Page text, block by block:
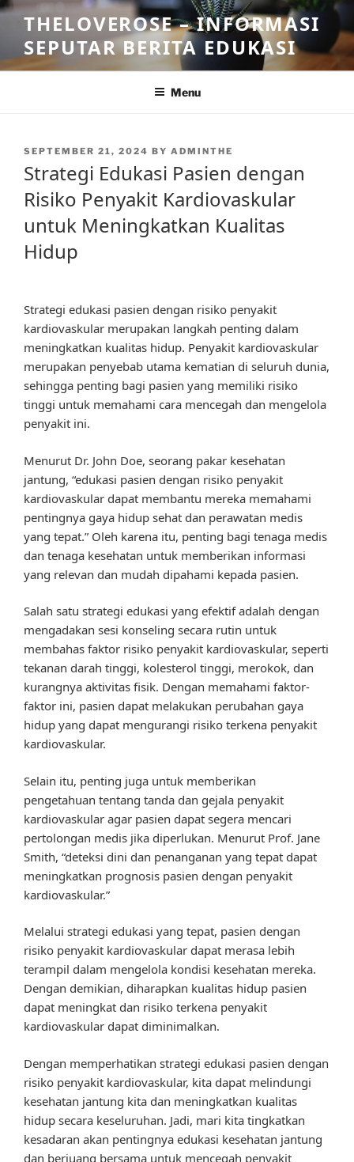
Skip
content
THELOVEROSE – INFORMASI
SEPUTAR BERITA EDUKASI
Menu
POSTED
SEPTEMBER 21, 2024 BY ADMINTHE
Strategi Edukasi Pasien dengan
Risiko Penyakit Kardiovaskular
untuk Meningkatkan Kualitas
Hidup
Strategi edukasi pasien dengan risiko penyakit
kardiovaskular merupakan langkah penting dalam
meningkatkan kualitas hidup. Penyakit kardiovaskular
merupakan penyebab utama kematian di seluruh dunia,
sehingga penting bagi pasien yang memiliki risiko
tinggi untuk memahami cara mencegah dan mengelola
penyakit ini.
Menurut Dr. John Doe, seorang pakar kesehatan
jantung, “edukasi pasien dengan risiko penyakit
kardiovaskular dapat membantu mereka memahami
pentingnya gaya hidup sehat dan perawatan medis
yang tepat.” Oleh karena itu, penting bagi tenaga medis
dan tenaga kesehatan untuk memberikan informasi
yang relevan dan mudah dipahami kepada pasien.
Salah satu strategi edukasi yang efektif adalah dengan
mengadakan sesi konseling secara rutin untuk
membahas faktor risiko penyakit kardiovaskular, seperti
tekanan darah tinggi, kolesterol tinggi, merokok, dan
kurangnya aktivitas fisik. Dengan memahami faktor-
faktor ini, pasien dapat melakukan perubahan gaya
hidup yang dapat mengurangi risiko terkena penyakit
kardiovaskular.
Selain itu, penting juga untuk memberikan
pengetahuan tentang tanda dan gejala penyakit
kardiovaskular agar pasien dapat segera mencari
pertolongan medis jika diperlukan. Menurut Prof. Jane
Smith, “deteksi dini dan penanganan yang tepat dapat
meningkatkan prognosis pasien dengan penyakit
kardiovaskular.”
Melalui strategi edukasi yang tepat, pasien dengan
risiko penyakit kardiovaskular dapat merasa lebih
terampil dalam mengelola kondisi kesehatan mereka.
Dengan demikian, diharapkan kualitas hidup pasien
dapat meningkat dan risiko terkena penyakit
kardiovaskular dapat diminimalkan.
Dengan memperhatikan strategi edukasi pasien dengan
risiko penyakit kardiovaskular, kita dapat melindungi
kesehatan jantung kita dan meningkatkan kualitas
hidup secara keseluruhan. Jadi, mari kita tingkatkan
kesadaran akan pentingnya edukasi kesehatan jantung
dan berjuang bersama untuk mencegah penyakit